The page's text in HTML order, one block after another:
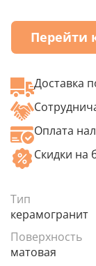
Тип
керамогранит
Поверхность
матовая
Перейти
Доставка
Оплата
Скидки на